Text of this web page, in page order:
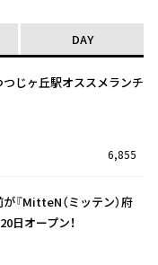
つじヶ丘駅オススメランチ
6,855
『MitteN（ミッテン）府
日オープン！
DAY